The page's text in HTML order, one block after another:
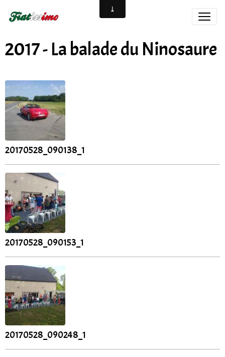
2017 - La balade du Ninosaure
20170528_090138_1
20170528_090153_1
20170528_090248_1